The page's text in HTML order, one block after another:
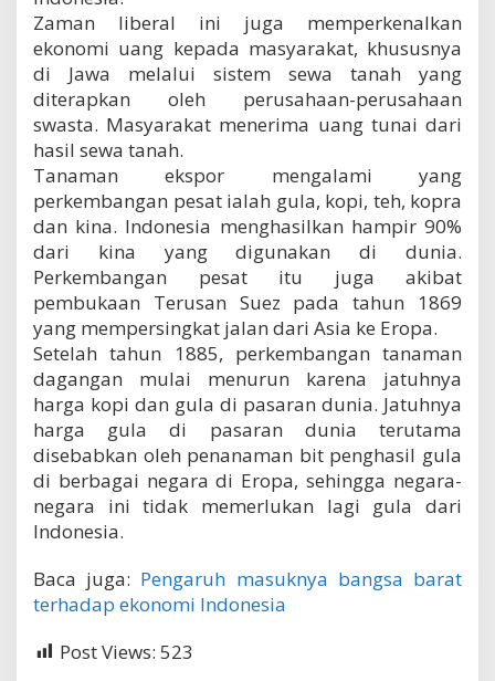
Zaman liberal ini juga memperkenalkan
ekonomi uang kepada masyarakat, khususnya
di Jawa melalui sistem sewa tanah yang
diterapkan oleh perusahaan-perusahaan
swasta. Masyarakat menerima uang tunai dari
hasil sewa tanah.
Tanaman ekspor mengalami yang
perkembangan pesat ialah gula, kopi, teh, kopra
dan kina. Indonesia menghasilkan hampir 90%
dari kina yang digunakan di dunia.
Perkembangan pesat itu juga akibat
pembukaan Terusan Suez pada tahun 1869
yang mempersingkat jalan dari Asia ke Eropa.
Setelah tahun 1885, perkembangan tanaman
dagangan mulai menurun karena jatuhnya
harga kopi dan gula di pasaran dunia. Jatuhnya
harga gula di pasaran dunia terutama
disebabkan oleh penanaman bit penghasil gula
di berbagai negara di Eropa, sehingga negara-
negara ini tidak memerlukan lagi gula dari
Indonesia.
Baca juga: Pengaruh masuknya bangsa barat
terhadap ekonomi Indonesia
Post Views: 523